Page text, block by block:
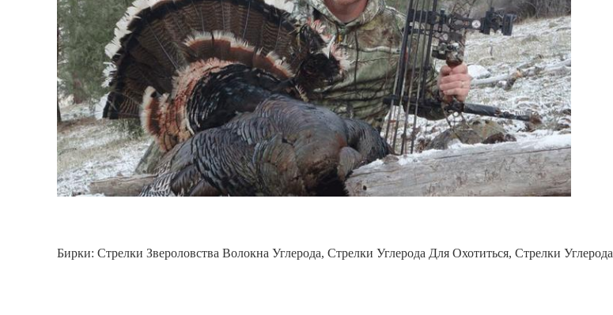
Бирки: Стрелки Звероловства Волокна Углерода, Стрелки Углерода Для Охотиться, Стрелки Углерода